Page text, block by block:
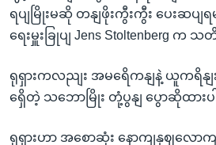
ရပျမြိုးမဆို တနျဖိုးကွီးကွီး ပေးဆပျ
ရေးမှူးခြုပျ Jens Stoltenberg က သ
ရုရှားကလညျး အမရေိကနျနဲ့ ယူကရိန
ရှေိတဲ့ သဘောမြိုး တုံ့ပွနျ ပွောဆိုထားပ
ရုရှားဟာ အစောဆုံး နောကျနှဈလော